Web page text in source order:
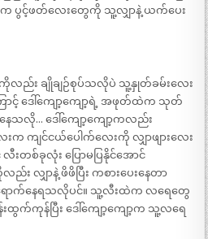
ပွင့်ဖတ်လေးတွေကို သူ့လျှာနဲ့ ယက်ပေး
ကိုလည်း ချိုချဉ်စုပ်သလိုပဲ သူ့နှုတ်ခမ်းလေး
ောင့် ဒေါ်ကျော့ကျော့ရဲ့ အဖုတ်ထဲက သုတ်
လို… ဒေါ်ကျော့ကျော့ကလည်း
က ကျင်ငယ်ပေါက်လေးကို လျှာဖျားလေး
လီးတစ်ခုလုံး ပြောမပြနိုင်အောင်
း လျှာနဲ့ ဖိဖိပြီး ကစားပေးနေတာ
ောက်နေရသလိုပင်။ သူ့လီးထဲက လရေတွေ
န်းထွက်ကုန်ပြီး ဒေါ်ကျော့ကျော့က သူ့လရေ